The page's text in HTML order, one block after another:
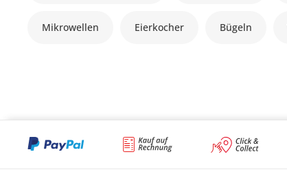
Mikrowellen Eierkocher Bügeln